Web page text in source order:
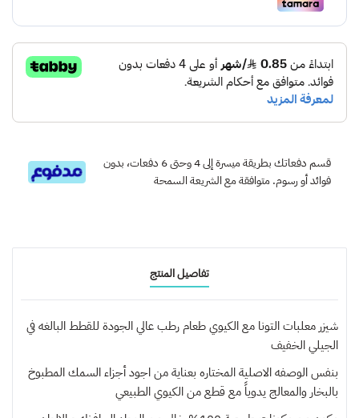
قسم دفعاتك بطريقة ميسرة إلى 4 وحتى 6 دفعات، بدون
فوائد أو رسوم. متوافقة مع الشريعة السمحة
تفاصيل المنتج
شيزر معلبات التونا مع الكيوي طعام رطب عالي الجودة للقطط البالغه في
الجيلي الخفيف
بنفس الوصفه الاصلية المختاره بعناية من اجود أجزاء السمك المطبوخ
بالبخار والمعالج يدوياً مع قطع من الكيوي الطبيعي